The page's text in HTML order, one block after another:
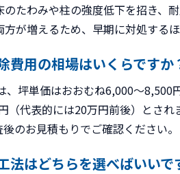
たわみや柱の強度低下を招き、
方が増えるため、早期に対処する
費用の相場はいくらですか
、坪単価はおおむね6,000〜
（代表的には20万円前後）とさ
のお見積もりでご確認ください。
法はどちらを選べばいいで